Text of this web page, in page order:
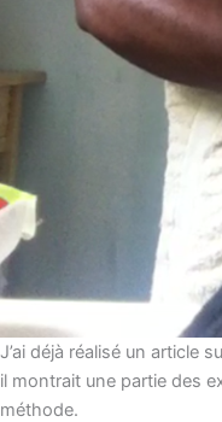
J’ai déjà réalisé un article
il montrait une partie des
méthode.